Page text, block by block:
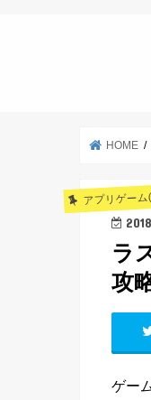
HOME
アプリゲー
ラ
攻
ゲー